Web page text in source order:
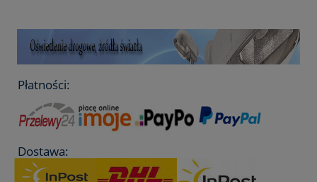
Płatności:
Dostawa: